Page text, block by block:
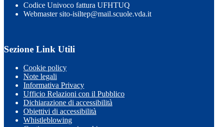
Codice Univoco fattura UFHTUQ
Webmaster sito-isiltep@mail.scuole.vda.it
Sezione Link Utili
Cookie policy
Note legali
Informativa Privacy
Ufficio Relazioni con il Pubblico
Dichiarazione di accessibilità
Obiettivi di accessibilità
Whistleblowing